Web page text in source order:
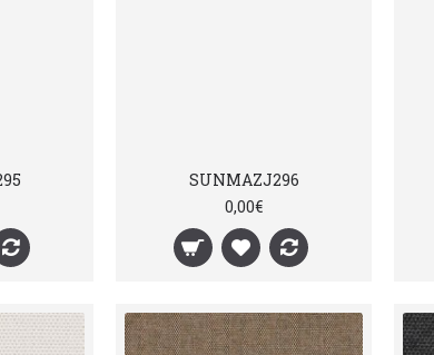
SUNMAZJ296
0,00€